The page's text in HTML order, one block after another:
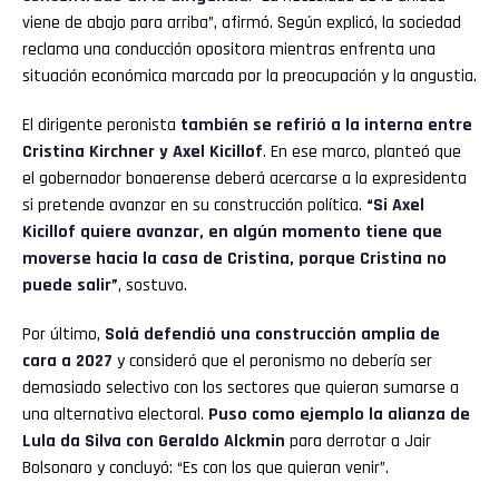
viene de abajo para arriba”, afirmó. Según explicó, la sociedad
reclama una conducción opositora mientras enfrenta una
situación económica marcada por la preocupación y la angustia.
El dirigente peronista también se refirió a la interna entre
Cristina Kirchner y Axel Kicillof. En ese marco, planteó que
el gobernador bonaerense deberá acercarse a la expresidenta
si pretende avanzar en su construcción política. “Si Axel
Kicillof quiere avanzar, en algún momento tiene que
moverse hacia la casa de Cristina, porque Cristina no
puede salir”, sostuvo.
Por último, Solá defendió una construcción amplia de
cara a 2027 y consideró que el peronismo no debería ser
demasiado selectivo con los sectores que quieran sumarse a
una alternativa electoral. Puso como ejemplo la alianza de
Lula da Silva con Geraldo Alckmin para derrotar a Jair
Bolsonaro y concluyó: “Es con los que quieran venir”.